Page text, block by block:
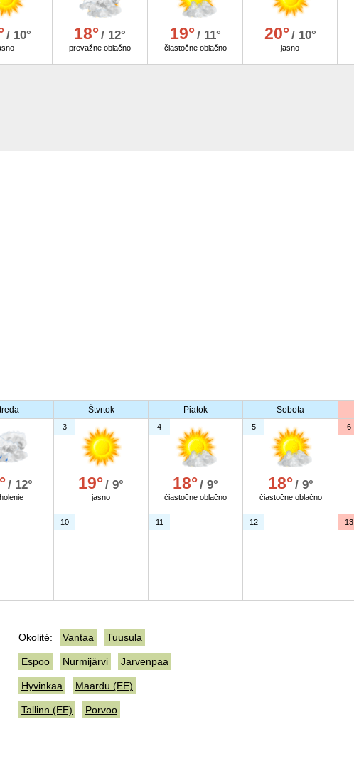
/ 10° 18°/ 12°
prevažne oblačno
19°/ 11°
čiastočne oblačno
20°/ 10°
jasno
Štvrtok Piatok Sobota
/ 12°
3
19°/ 9°
jasno
4
18°/ 9°
čiastočne oblačno
5
18°/ 9°
čiastočne oblačno
6
10 11 12 13
Okolité: Vantaa Tuusula
Espoo Nurmijärvi Jarvenpaa
Hyvinkaa Maardu (EE)
Tallinn (EE) Porvoo